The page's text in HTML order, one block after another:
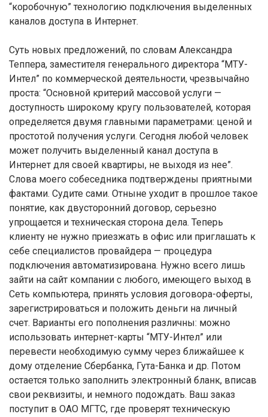
“коробочную” технологию подключения выделенных
каналов доступа в Интернет.
Суть новых предложений, по словам Александра
Теппера, заместителя генерального директора “МТУ-
Интел” по коммерческой деятельности, чрезвычайно
проста: “Основной критерий массовой услуги —
доступность широкому кругу пользователей, которая
определяется двумя главными параметрами: ценой и
простотой получения услуги. Сегодня любой человек
может получить выделенный канал доступа в
Интернет для своей квартиры, не выходя из нее”.
Слова моего собеседника подтверждены приятными
фактами. Судите сами. Отныне уходит в прошлое такое
понятие, как двусторонний договор, серьезно
упрощается и техническая сторона дела. Теперь
клиенту не нужно приезжать в офис или приглашать к
себе специалистов провайдера — процедура
подключения автоматизирована. Нужно всего лишь
зайти на сайт компании с любого, имеющего выход в
Сеть компьютера, принять условия договора-оферты,
зарегистрироваться и положить деньги на личный
счет. Варианты его пополнения различны: можно
использовать интернет-карты “МТУ-Интел” или
перевести необходимую сумму через ближайшее к
дому отделение Сбербанка, Гута-Банка и др. Потом
остается только заполнить электронный бланк, вписав
свои реквизиты, и немного подождать. Ваш заказ
поступит в ОАО МГТС, где проверят техническую